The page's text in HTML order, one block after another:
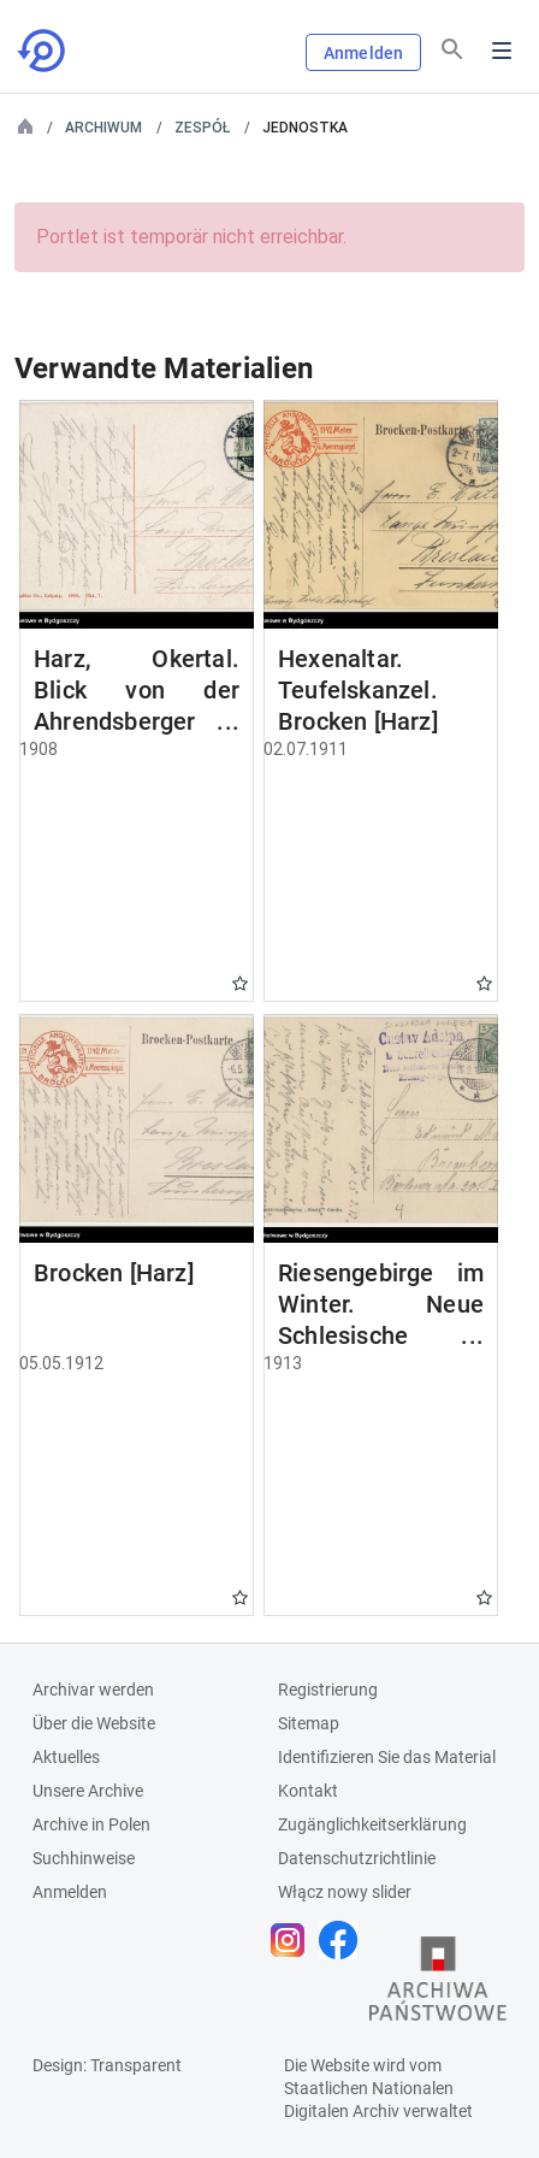
Anmelden
ARCHIWUM ZESPÓŁ JEDNOSTKA
Portlet ist temporär nicht erreichbar.
Verwandte Materialien
Harz, Okertal.
Blick von der
Ahrendsberger
Klippe
1908
Hexenaltar.
Teufelskanzel.
Brocken [Harz]
02.07.1911
Brocken [Harz]
05.05.1912
Riesengebirge im
Winter. Neue
Schlesische
Baude, 1195 mtr
1913
Archivar werden
Über die Website
Aktuelles
Unsere Archive
Archive in Polen
Suchhinweise
Anmelden
Registrierung
Sitemap
Identifizieren Sie das Material
Kontakt
Zugänglichkeitserklärung
Datenschutzrichtlinie
Włącz nowy slider
Design: Transparent
Die Website wird vom
Staatlichen Nationalen
Digitalen Archivverwaltet